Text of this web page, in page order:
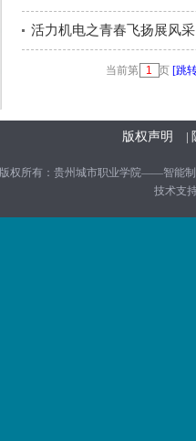
活力机电之青春飞扬展风
当前第 页 [跳
版权声明 |
版权所有：贵州城市职业学院——智能制
技术支